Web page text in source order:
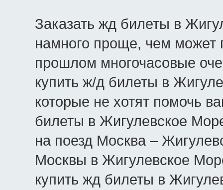
Заказать жд билеты в
намного проще, чем может
прошлом многочасовые
купить ж/д билеты в
которые не хотят помочь
билеты в Жигулевское
на поезд Москва –
Москвы в Жигулевское
купить жд билеты в